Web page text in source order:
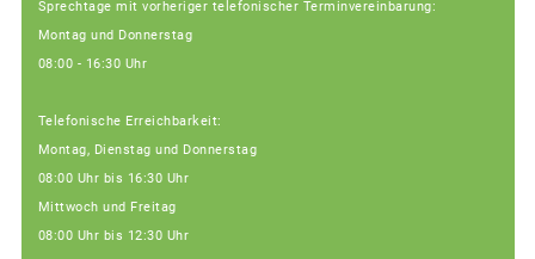
Sprechtage mit vorheriger telefonischer Terminvereinbarung:
Montag und Donnerstag
08:00 - 16:30 Uhr
Telefonische Erreichbarkeit:
Montag, Dienstag und Donnerstag
08:00 Uhr bis 16:30 Uhr
Mittwoch und Freitag
08:00 Uhr bis 12:30 Uhr